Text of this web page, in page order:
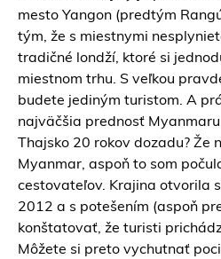
mesto Yangon (predtým
tým, že s miestnymi
tradičné londží, ktoré si
miestnom trhu. S veľkou
budete jediným turistom. A
najväčšia prednosť
Thajsko 20 rokov dozadu? Že
Myanmar, aspoň to som
cestovateľov. Krajina otvorila
2012 a s potešením (aspoň
konštatovať, že turisti
Môžete si preto vychutnať